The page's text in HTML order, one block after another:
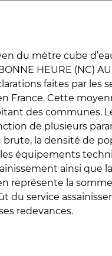
du mètre cube
HEURE (NC)
faites par les
France. Cette
des communes.
de plusieurs
brute, la densité de
les équipements
ainsi que
représente la
du service
redevances.